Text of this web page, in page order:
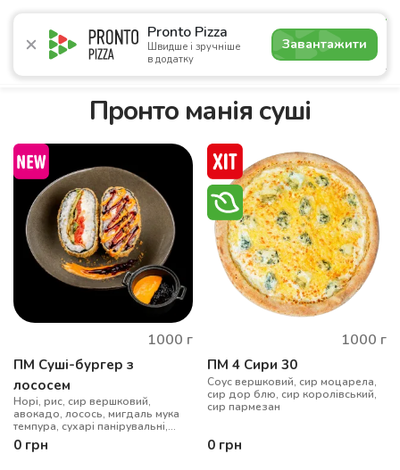
Pronto Pizza
Швидше і зручніше
в додатку
Завантажити
4.8
Акції Піца Суші Сети Напої
Пронто манія суші
1000 г
ПМ Суші-бургер з
лососем
Норі, рис, сир вершковий,
авокадо, лосось, мигдаль мука
темпура, сухарі панірувальні,
ширачі-майо
0 грн
1000 г
ПМ 4 Сири 30
Cоус вершковий, сир моцарела,
сир дор блю, сир королівський,
сир пармезан
0 грн